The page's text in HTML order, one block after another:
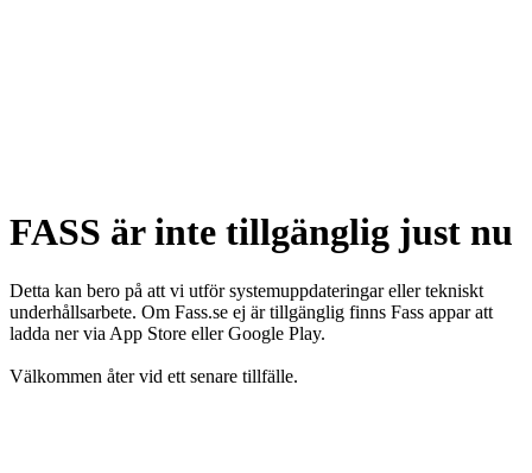
FASS är inte tillgänglig just nu
Detta kan bero på att vi utför systemuppdateringar eller tekniskt
underhållsarbete. Om Fass.se ej är tillgänglig finns Fass appar att
ladda ner via App Store eller Google Play.
Välkommen åter vid ett senare tillfälle.